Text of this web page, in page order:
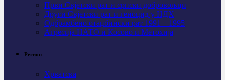
Први Свјeтски рат и српски добровољци
Други Свјетски рат и геноцид у НДХ
Одбрамбено отаџбински рат 1991 – 1995
Агресија НАТО и Косово и Метохија
Регион
Хрватска